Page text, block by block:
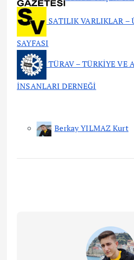
SATILIK VARLIKLAR –
SAYFASI
TÜRAV – TÜRKİYE VE
İNSANLARI DERNEĞİ
Berkay YILMAZ Kurt